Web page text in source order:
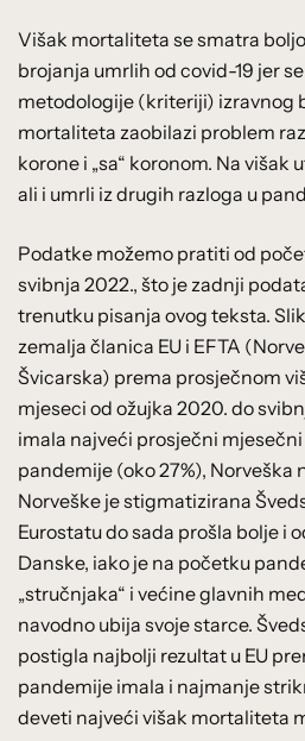
Višak mortaliteta se smatra
brojanja umrlih od covid-19 jer
metodologije (kriteriji) izravnog
mortaliteta zaobilazi problem
korone i „sa“ koronom. Na višak
ali i umrli iz drugih razloga u
Podatke možemo pratiti od
svibnja 2022., što je zadnji
trenutku pisanja ovog teksta.
zemalja članica EU i EFTA
Švicarska) prema prosječnom
mjeseci od ožujka 2020. do
imala najveći prosječni
pandemije (oko 27%), Norveška
Norveške je stigmatizirana
Eurostatu do sada prošla bolje i
Danske, iako je na početku
„stručnjaka“ i većine glavnih
navodno ubija svoje starce.
postigla najbolji rezultat u EU
pandemije imala i najmanje
deveti najveći višak mortaliteta